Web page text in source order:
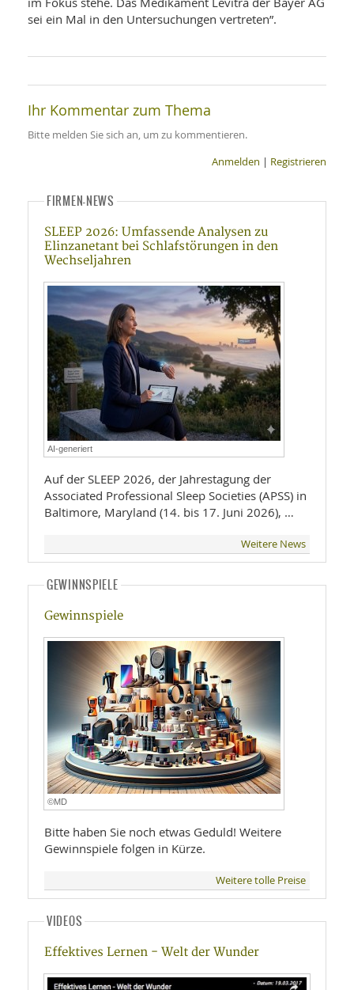
im Fokus stehe. Das Medikament Levitra der Bayer AG
sei ein Mal in den Untersuchungen vertreten”.
Ihr Kommentar zum Thema
Bitte melden Sie sich an, um zu kommentieren.
Anmelden | Registrieren
FIRMEN-NEWS
SLEEP 2026: Umfassende Analysen zu
Elinzanetant bei Schlafstörungen in den
Wechseljahren
AI-generiert
Auf der SLEEP 2026, der Jahrestagung der
Associated Professional Sleep Societies (APSS) in
Baltimore, Maryland (14. bis 17. Juni 2026), …
Weitere News
GEWINNSPIELE
Gewinnspiele
©MD
Bitte haben Sie noch etwas Geduld! Weitere
Gewinnspiele folgen in Kürze.
Weitere tolle Preise
VIDEOS
Effektives Lernen - Welt der Wunder